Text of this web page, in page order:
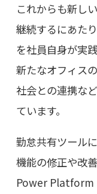
これからも新し
継続するにあた
を社員自身が実
新たなオフィス
社会との連携な
ています。
勤怠共有ツール
機能の修正や改
Power Platform